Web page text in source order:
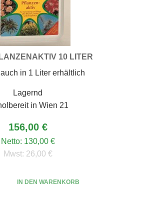
10 LITER
in 1 Liter erhältlich
Lagernd
in Wien 21
156,00 €
Netto: 130,00 €
Mwst: 26,00 €
IN DEN WARENKORB